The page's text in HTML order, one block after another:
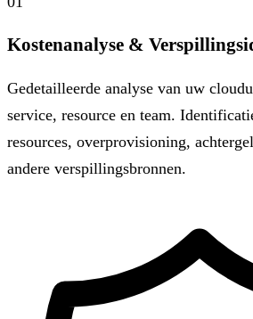
Kostenanalyse &
Gedetailleerde analyse van uw
service, resource en team.
resources, overprovisioning,
andere verspillingsbronnen.